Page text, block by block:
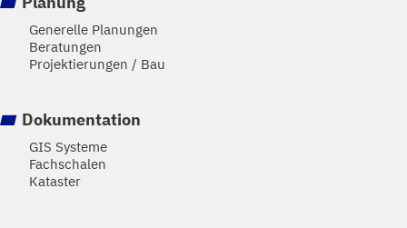
Generelle Planungen
Beratungen
Projektierungen / Bau
Dokumentation
GIS Systeme
Fachschalen
Kataster